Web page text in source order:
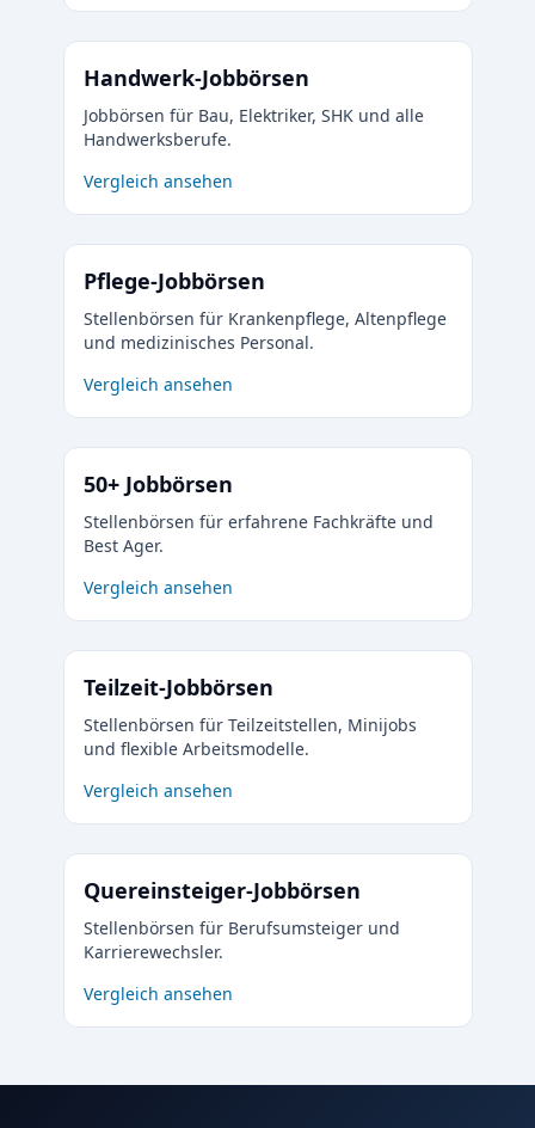
Handwerk-Jobbörsen
Jobbörsen für Bau, Elektriker, SHK und alle
Handwerksberufe.
Vergleich ansehen
Pflege-Jobbörsen
Stellenbörsen für Krankenpflege, Altenpflege
und medizinisches Personal.
Vergleich ansehen
50+ Jobbörsen
Stellenbörsen für erfahrene Fachkräfte und
Best Ager.
Vergleich ansehen
Teilzeit-Jobbörsen
Stellenbörsen für Teilzeitstellen, Minijobs
und flexible Arbeitsmodelle.
Vergleich ansehen
Quereinsteiger-Jobbörsen
Stellenbörsen für Berufsumsteiger und
Karrierewechsler.
Vergleich ansehen